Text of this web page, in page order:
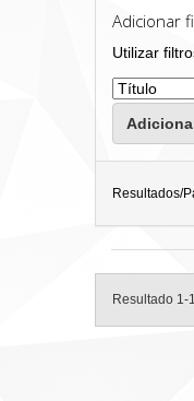
Adicionar
Utilizar
Resultados/
Resultado 1-